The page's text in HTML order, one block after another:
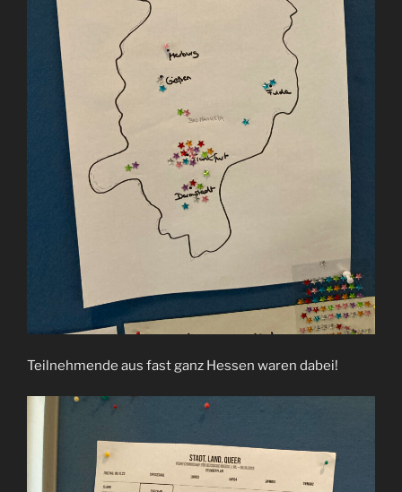
Teilnehmende aus fast ganz Hessen waren dabei!